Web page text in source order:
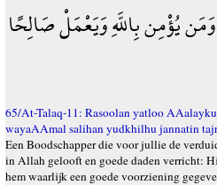
يُؤْمِن بِاللَّهِ وَيَعْمَلْ صَالِحًا
65/At-Talaq-11: Rasoolan yatloo
wayaAAmal salihan yudkhilhu jannatin
Een Boodschapper die voor jullie de
in Allah gelooft en goede daden verricht:
hem waarlijk een goede voorziening